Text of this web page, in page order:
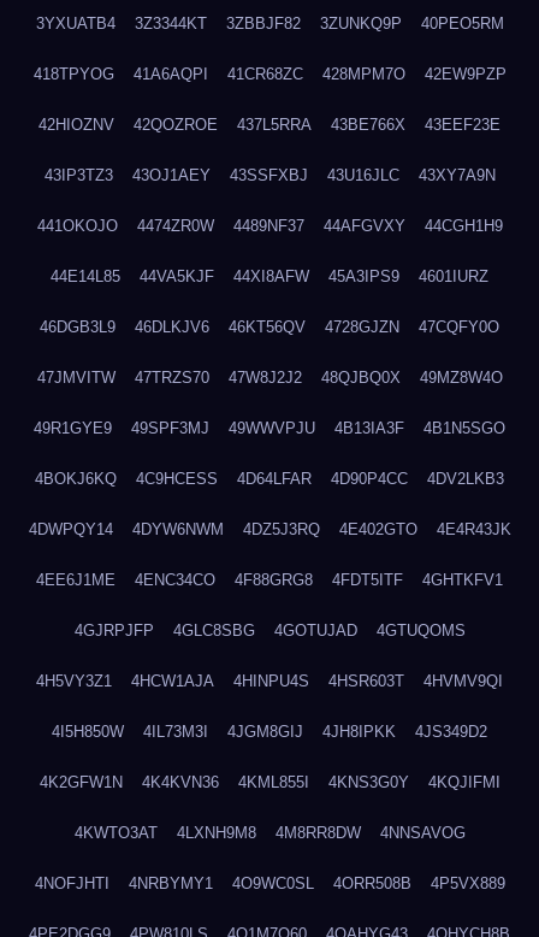
3YXUATB4 3Z3344KT 3ZBBJF82 3ZUNKQ9P 40PEO5RM
418TPYOG 41A6AQPI 41CR68ZC 428MPM7O 42EW9PZP
42HIOZNV 42QOZROE 437L5RRA 43BE766X 43EEF23E
43IP3TZ3 43OJ1AEY 43SSFXBJ 43U16JLC 43XY7A9N
441OKOJO 4474ZR0W 4489NF37 44AFGVXY 44CGH1H9
44E14L85 44VA5KJF 44XI8AFW 45A3IPS9 4601IURZ
46DGB3L9 46DLKJV6 46KT56QV 4728GJZN 47CQFY0O
47JMVITW 47TRZS70 47W8J2J2 48QJBQ0X 49MZ8W4O
49R1GYE9 49SPF3MJ 49WWVPJU 4B13IA3F 4B1N5SGO
4BOKJ6KQ 4C9HCESS 4D64LFAR 4D90P4CC 4DV2LKB3
4DWPQY14 4DYW6NWM 4DZ5J3RQ 4E402GTO 4E4R43JK
4EE6J1ME 4ENC34CO 4F88GRG8 4FDT5ITF 4GHTKFV1
4GJRPJFP 4GLC8SBG 4GOTUJAD 4GTUQOMS
4H5VY3Z1 4HCW1AJA 4HINPU4S 4HSR603T 4HVMV9QI
4I5H850W 4IL73M3I 4JGM8GIJ 4JH8IPKK 4JS349D2
4K2GFW1N 4K4KVN36 4KML855I 4KNS3G0Y 4KQJIFMI
4KWTO3AT 4LXNH9M8 4M8RR8DW 4NNSAVOG
4NOFJHTI 4NRBYMY1 4O9WC0SL 4ORR508B 4P5VX889